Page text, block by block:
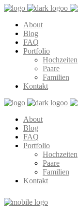
About
Blog
FAQ
Portfolio
Hochzeiten
Paare
Familien
Kontakt
About
Blog
FAQ
Portfolio
Hochzeiten
Paare
Familien
Kontakt